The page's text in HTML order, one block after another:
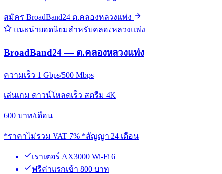
สมัคร BroadBand24 ต.คลองหลวงแพ่ง
แนะนำยอดนิยมสำหรับคลองหลวงแพ่ง
BroadBand24 — ต.คลองหลวงแพ่ง
ความเร็ว 1 Gbps/500 Mbps
เล่นเกม ดาวน์โหลดเร็ว สตรีม 4K
600 บาท/เดือน
*ราคาไม่รวม VAT 7% *สัญญา 24 เดือน
เราเตอร์ AX3000 Wi-Fi 6
ฟรีค่าแรกเข้า 800 บาท